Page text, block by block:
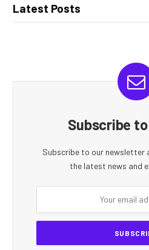
Latest Posts
Subscribe
Subscribe to our newsletter
the latest news and